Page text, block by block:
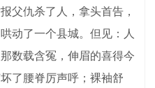
仇杀了人，拿头首告，
动了一个县城。但见：人
数载含冤，伸眉的喜得今
了腰脊厉声呼；裸袖舒